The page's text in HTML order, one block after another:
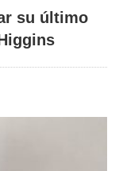
su último